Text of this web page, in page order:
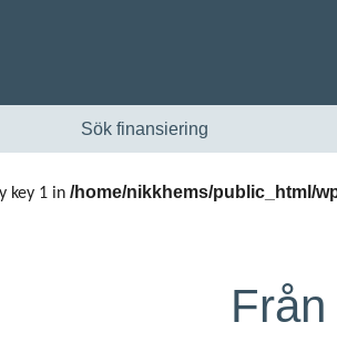
Sök finansiering
key 1 in /home/nikkhems/public_html/